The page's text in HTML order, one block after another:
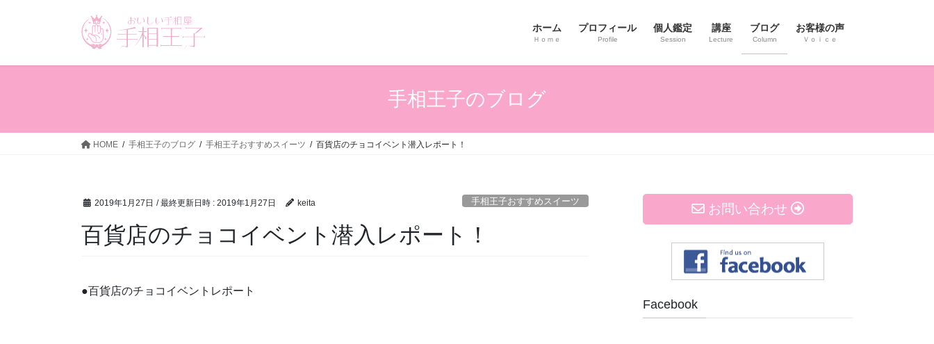
ホーム
Ｈｏｍｅ
プロフィール
Profile
個人鑑定
Session
講座
Lecture
ブログ
Column
お客様の声
Ｖｏｉｃｅ
手相王子のブログ
HOME 手相王子のブログ 手相王子おすすめスイーツ 百貨店のチョコイベント潜入レポート！
2019年1月27日 / 最終更新日時 : 2019年1月27日 keita 手相王子おすすめスイーツ
百貨店のチョコイベント潜入レポート！
●百貨店のチョコイベントレポート
お問い合わせ
Facebook